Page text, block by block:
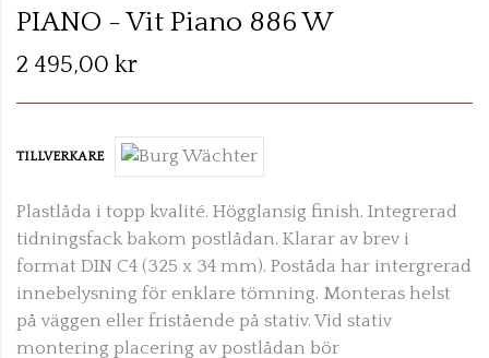
the
images
PIANO - Vit Piano 886 W
2 495,00 kr
TILLVERKARE
Plastlåda i topp kvalité. Högglansig finish. Integrerad
tidningsfack bakom postlådan. Klarar av brev i
format DIN C4 (325 x 34 mm). Poståda har intergrerad
innebelysning för enklare tömning. Monteras helst
på väggen eller fristående på stativ. Vid stativ
montering placering av postlådan bör